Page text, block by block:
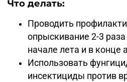
Что делать:
Проводить
опрыскивание 2-3 раза
начале лета и в конце
Использовать
инсектициды против